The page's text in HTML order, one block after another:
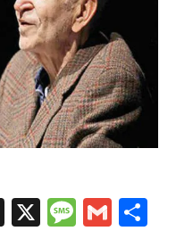
Threads
X Message
Gmail